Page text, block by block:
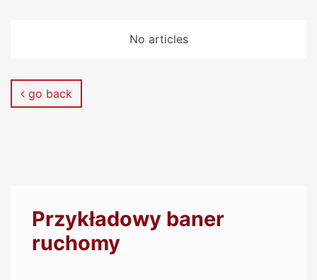
No articles
go back
Przykładowy baner
ruchomy